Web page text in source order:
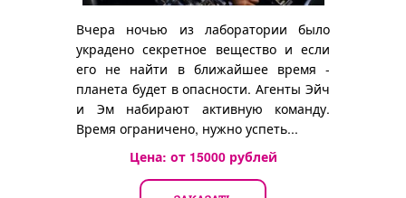
Вчера ночью из лаборатории было
украдено секретное вещество и если
его не найти в ближайшее время -
планета будет в опасности. Агенты Эйч
и Эм набирают активную команду.
Время ограничено, нужно успеть...
Цена: от 15000рублей